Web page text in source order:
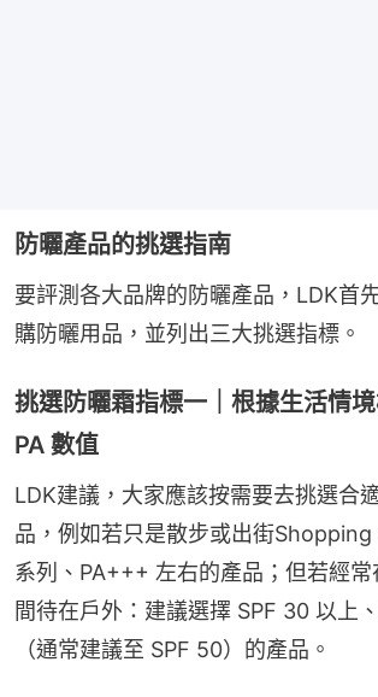
防曬產品的挑選指南
要評測各大品牌的防曬產品，LDK首
購防曬用品，並列出三大挑選指標。
挑選防曬霜指標一｜根據生活情
PA 數值
LDK建議，大家應該按需要去挑選合
品，例如若只是散步或出街Shopping
系列、PA+++ 左右的產品；但若經
間待在戶外：建議選擇 SPF 30 以上
（通常建議至 SPF 50）的產品。